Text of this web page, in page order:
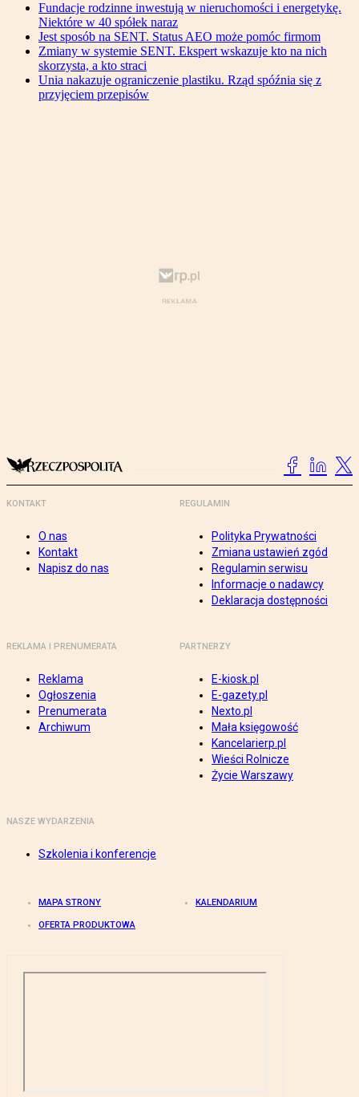
Fundacje rodzinne inwestują w nieruchomości i energetykę.
Niektóre w 40 spółek naraz
Jest sposób na SENT. Status AEO może pomóc firmom
Zmiany w systemie SENT. Ekspert wskazuje kto na nich
skorzysta, a kto straci
Unia nakazuje ograniczenie plastiku. Rząd spóźnia się z
przyjęciem przepisów
KONTAKT
O nas
Kontakt
Napisz do nas
REGULAMIN
Polityka Prywatności
Zmiana ustawień zgód
Regulamin serwisu
Informacje o nadawcy
Deklaracja dostępności
REKLAMA I PRENUMERATA
Reklama
Ogłoszenia
Prenumerata
Archiwum
PARTNERZY
E-kiosk.pl
E-gazety.pl
Nexto.pl
Mała księgowość
Kancelarierp.pl
Wieści Rolnicze
Życie Warszawy
NASZE WYDARZENIA
Szkolenia i konferencje
MAPA STRONY KALENDARIUM
OFERTA PRODUKTOWA